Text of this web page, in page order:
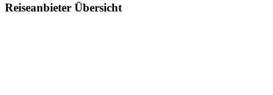
Reiseanbieter Übersicht